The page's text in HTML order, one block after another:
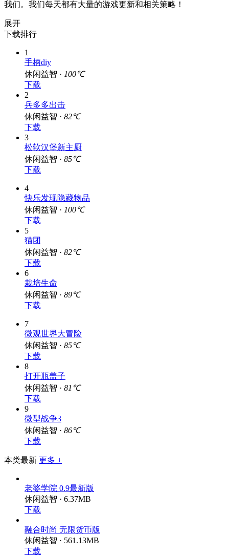
我们。我们每天都有大量的游戏更新和相关策略！
展开
下载排行
1
手柄diy
休闲益智 · 100℃
下载
2
兵多多出击
休闲益智 · 82℃
下载
3
松软汉堡新主厨
休闲益智 ·
85℃
下载
4
快乐发现隐藏物品
休闲益智 ·
下载
5
猫团
休闲益智 ·
下载
6
栽培生命
休闲益智 ·
7
微观世界大冒险
休闲益智 ·
下载
8
打开瓶盖子
休闲益智 ·
下载
9
微型战争3
休闲益智 ·
下载
老婆学院 0.9最新版
休闲益智 · 6.37MB
下载
融合时尚 无限货币版